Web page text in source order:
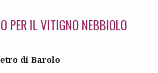
PER IL VITIGNO NEBBIOLO
di Barolo